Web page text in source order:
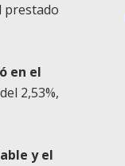
prestado
en el
2,53%,
y el